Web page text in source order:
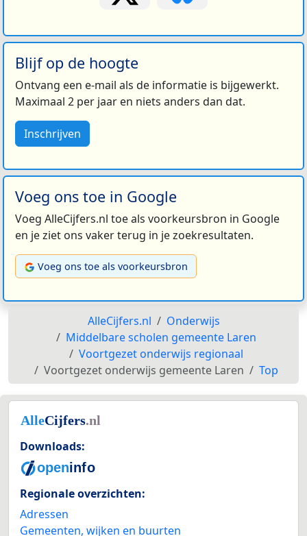
Blijf op de hoogte
Ontvang een e-mail als de informatie is bijgewerkt.
Maximaal 2 per jaar en niets anders dan dat.
Inschrijven
Voeg ons toe in Google
Voeg AlleCijfers.nl toe als voorkeursbron in Google
en je ziet ons vaker terug in je zoekresultaten.
Voeg ons toe als voorkeursbron
AlleCijfers.nl
Onderwijs
Middelbare scholen gemeente Laren
Voortgezet onderwijs regionaal
Voortgezet onderwijs gemeente Laren
Top
Downloads:
Regionale overzichten:
Adressen
Gemeenten, wijken en buurten